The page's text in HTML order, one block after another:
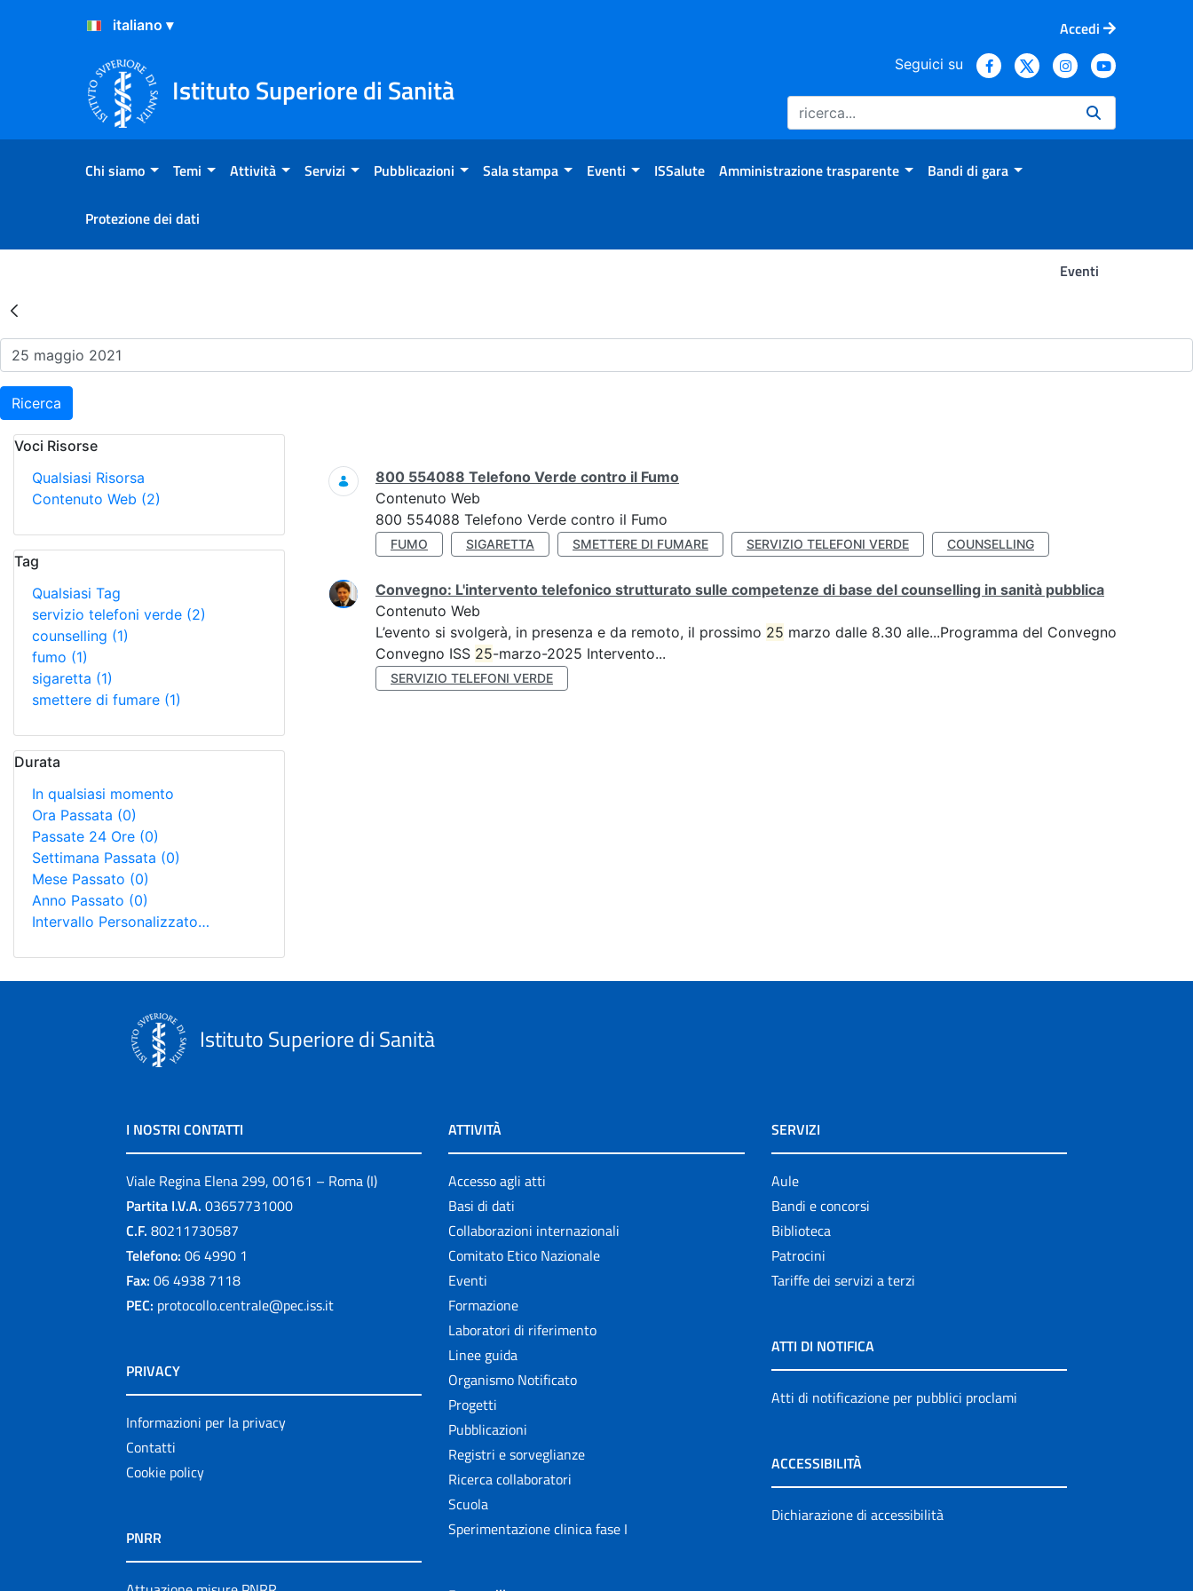
Salta al Contenuto
Salta al Footer
Accedi
Istituto Superiore di Sanità
Seguici su
Chi siamo Temi Attività Servizi Pubblicazioni Sala stampa Eventi ISSalute Amministrazione trasparente Bandi di gara
Protezione dei dati
Eventi
Risultati della Ricerca - Eventi
Ricerca
Voci Risorse
Qualsiasi Risorsa
Contenuto Web (2)
Tag
Qualsiasi Tag
servizio telefoni verde (2)
counselling (1)
fumo (1)
sigaretta (1)
smettere di fumare (1)
Durata
In qualsiasi momento
Ora Passata (0)
Passate 24 Ore (0)
Settimana Passata (0)
Mese Passato (0)
Anno Passato (0)
Intervallo Personalizzato…
Ricerca
800 554088 Telefono Verde contro il Fumo
Contenuto Web
800 554088 Telefono Verde contro il Fumo
FUMO SIGARETTA SMETTERE DI FUMARE SERVIZIO TELEFONI VERDE COUNSELLING
Convegno: L'intervento telefonico strutturato sulle competenze di base del counselling in sanità pubblica
Contenuto Web
L’evento si svolgerà, in presenza e da remoto, il prossimo 25 marzo dalle 8.30 alle...Programma del Convegno
Convegno ISS 25-marzo-2025 Intervento...
SERVIZIO TELEFONI VERDE
Istituto Superiore di Sanità
I NOSTRI CONTATTI
Viale Regina Elena 299, 00161 – Roma (I)
Partita I.V.A. 03657731000
C.F. 80211730587
Telefono: 06 4990 1
Fax: 06 4938 7118
PEC: protocollo.centrale@pec.iss.it
PRIVACY
Informazioni per la privacy
Contatti
Cookie policy
PNRR
ATTIVITÀ
Accesso agli atti
Basi di dati
Collaborazioni internazionali
Comitato Etico Nazionale
Eventi
Formazione
Laboratori di riferimento
Linee guida
Organismo Notificato
Progetti
Pubblicazioni
Registri e sorveglianze
Ricerca collaboratori
Scuola
Sperimentazione clinica fase I
SERVIZI
Aule
Bandi e concorsi
Biblioteca
Patrocini
Tariffe dei servizi a terzi
ATTI DI NOTIFICA
Atti di notificazione per pubblici proclami
ACCESSIBILITÀ
Dichiarazione di accessibilità